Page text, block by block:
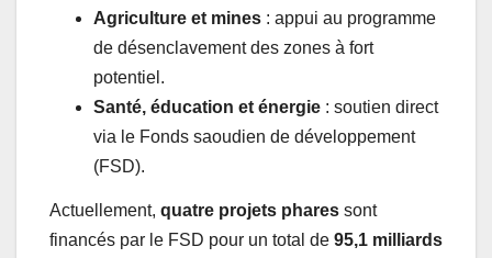
Agriculture et mines : appui au programme
de désenclavement des zones à fort
potentiel.
Santé, éducation et énergie : soutien direct
via le Fonds saoudien de développement
(FSD).
Actuellement, quatre projets phares sont
financés par le FSD pour un total de 95,1 milliards